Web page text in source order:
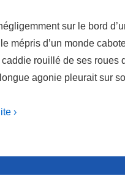
sur le bord
mépris d’un monde
rouillé de ses roues
agonie pleurait sur
›